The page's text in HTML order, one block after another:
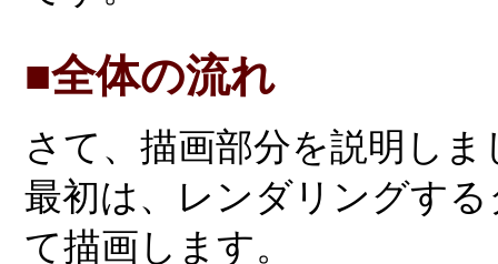
■全体の流れ
さて、描画部分を説明しま
最初は、レンダリングす
て描画します。